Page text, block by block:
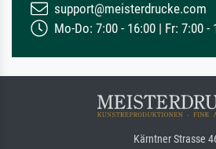
support@meisterdrucke.com
Mo-Do: 7:00 - 16:00 | Fr: 7:00 -
Kärntner Strasse